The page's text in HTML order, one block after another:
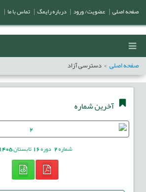
صفحه اصلی دسترسی آزاد
آخرین شماره
شماره2 دوره16تابستان1405
صفحه اصلی عضویت/ ورود درباره رایمگ تماس با ما